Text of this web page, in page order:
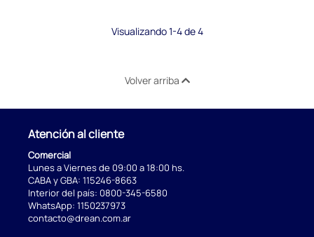
Visualizando 1-4 de 4
Volver arriba
Atención al cliente
Comercial
Lunes a Viernes de 09:00 a 18:00 hs.
CABA y GBA: 115246-8663
Interior del país: 0800-345-6580
WhatsApp: 1150237973
contacto@drean.com.ar